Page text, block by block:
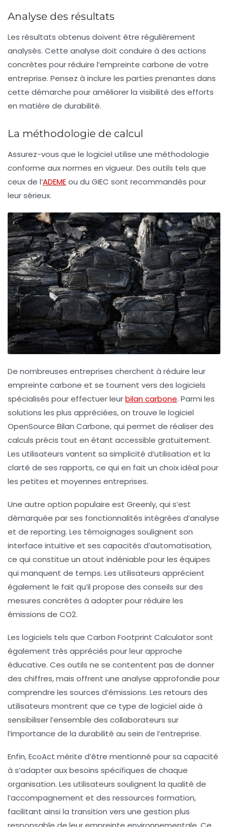
Analyse des résultats
Les résultats obtenus doivent être régulièrement
analysés. Cette analyse doit conduire à des actions
concrètes pour réduire l’empreinte carbone de votre
entreprise. Pensez à inclure les parties prenantes dans
cette démarche pour améliorer la visibilité des efforts
en matière de durabilité.
La méthodologie de calcul
Assurez-vous que le logiciel utilise une méthodologie
conforme aux normes en vigueur. Des outils tels que
ceux de l‘ADEMEou du GIEC sont recommandés pour
leur sérieux.
De nombreuses entreprises cherchent à réduire leur
empreinte carbone et se tournent vers des logiciels
spécialisés pour effectuer leurbilan carbone. Parmi les
solutions les plus appréciées, on trouve le logiciel
OpenSource Bilan Carbone, qui permet de réaliser des
calculs précis tout en étant accessible gratuitement.
Les utilisateurs vantent sa simplicité d’utilisation et la
clarté de ses rapports, ce qui en fait un choix idéal pour
les petites et moyennes entreprises.
Une autre option populaire est Greenly, qui s’est
démarquée par ses fonctionnalités intégrées d’analyse
et de reporting. Les témoignages soulignent son
interface intuitive et ses capacités d’automatisation,
ce qui constitue un atout indéniable pour les équipes
qui manquent de temps. Les utilisateurs apprécient
également le fait qu’il propose des conseils sur des
mesures concrètes à adopter pour réduire les
émissions de CO2.
Les logiciels tels que Carbon Footprint Calculatorsont
également très appréciés pour leur approche
éducative. Ces outils ne se contentent pas de donner
des chiffres, mais offrent une analyse approfondie pour
comprendre les sources d’émissions. Les retours des
utilisateurs montrent que ce type de logiciel aide à
sensibiliser l’ensemble des collaborateurs sur
l’importance de la durabilité au sein de l’entreprise.
Enfin,EcoAct mérite d’être mentionné pour sa capacité
à s’adapter aux besoins spécifiques de chaque
organisation. Les utilisateurs soulignent la qualité de
l’accompagnement et des ressources formation,
facilitant ainsi la transition vers une gestion plus